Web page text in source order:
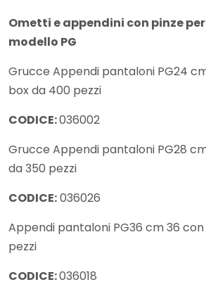
Ometti e appendini con pinze
modello PG
Grucce Appendi pantaloni PG24
box da 400 pezzi
CODICE:036002
Grucce Appendi pantaloni PG28
da 350 pezzi
CODICE:036026
Appendi pantaloni PG36 cm 36 con
pezzi
CODICE:036018